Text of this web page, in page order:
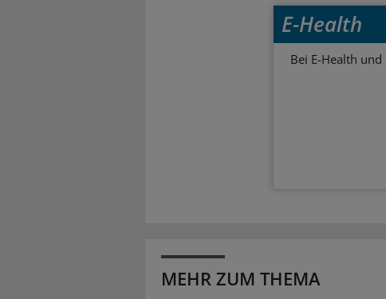
E-Health
Bei E-Health
MEHR ZUM THEMA